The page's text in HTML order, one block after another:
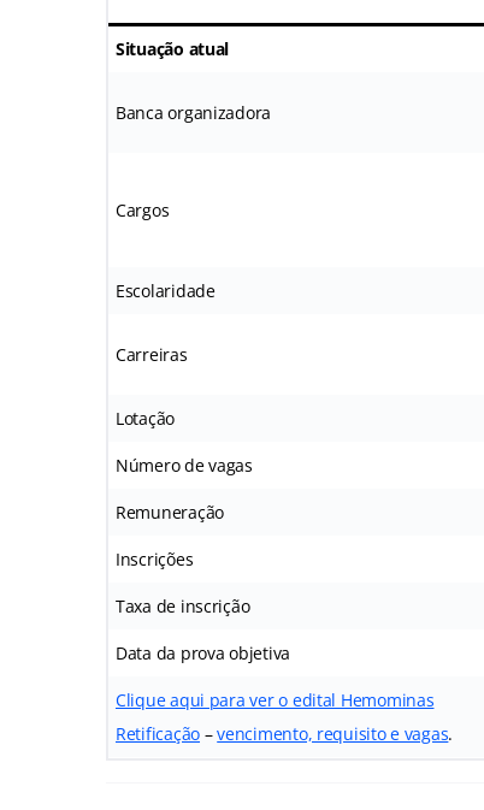
Situação atual
Banca organizadora
Cargos
Escolaridade
Carreiras
Lotação
Número de vagas
Remuneração
Inscrições
Taxa de inscrição
Data da prova objetiva
Clique aqui para ver o edital Hemominas
Retificação –vencimento, requisito e vagas.